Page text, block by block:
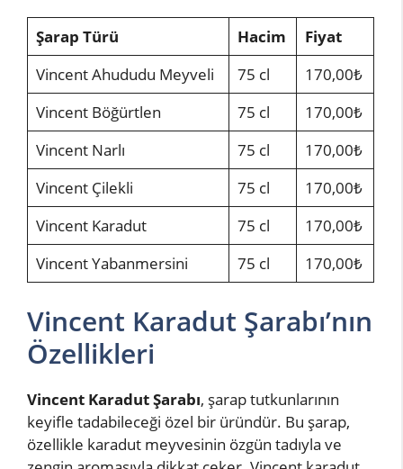
Şarap Türü Hacim
Fiyat
Vincent Ahududu Meyveli
75 cl
170,00₺
Vincent Böğürtlen
75 cl
170,00₺
Vincent Narlı
75 cl
170,00₺
Vincent Çilekli
75 cl
170,00₺
Vincent Karadut
75 cl
170,00₺
Vincent Yabanmersini
75 cl 170,00₺
Vincent Karadut Şarabı’nın
Özellikleri
Vincent Karadut Şarabı, şarap tutkunlarının
keyifle tadabileceği özel bir üründür. Bu şarap,
özellikle karadut meyvesinin özgün tadıyla ve